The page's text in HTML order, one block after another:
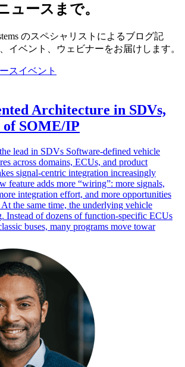
ュースまで。
のスペシャリストによるブログ記
イベント、ウェビナーをお届けします。
スイベント
Architecture in SDVs,
of SOME/IP
lead in SDVs Software-defined vehicle
across domains, ECUs, and product
signal-centric integration increasingly
feature adds more “wiring”: more signals,
integration effort, and more opportunities
the same time, the underlying vehicle
Instead of dozens of function-specific ECUs
buses, many programs move towar